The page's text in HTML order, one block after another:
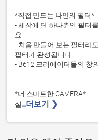
*직접 만드는 나만의 필터*
- 세상에 단 하나뿐인 필터
요.
- 처음 만들어 보는 필터라
필터가 완성됩니다.
- B612 크리에이터들의 창
*더 스마트한 CAMERA*
실..더보기 ❯